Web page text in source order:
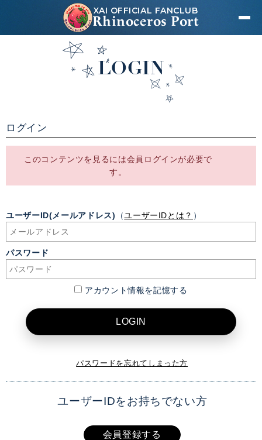
XAI OFFICIAL FANCLUB
Rhinoceros Port
LOGIN
ログイン
このコンテンツを見るには会員ログインが必要で
す。
ユーザーID(メールアドレス) （ユーザーIDとは？ ）
パスワード
アカウント情報を記憶する
LOGIN
パスワードを忘れてしまった方
ユーザーIDをお持ちでない方
会員登録する